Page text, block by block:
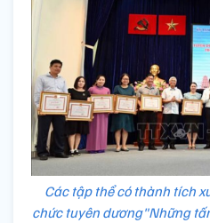
Các tập thể có thành tích
chức tuyên dương"Những